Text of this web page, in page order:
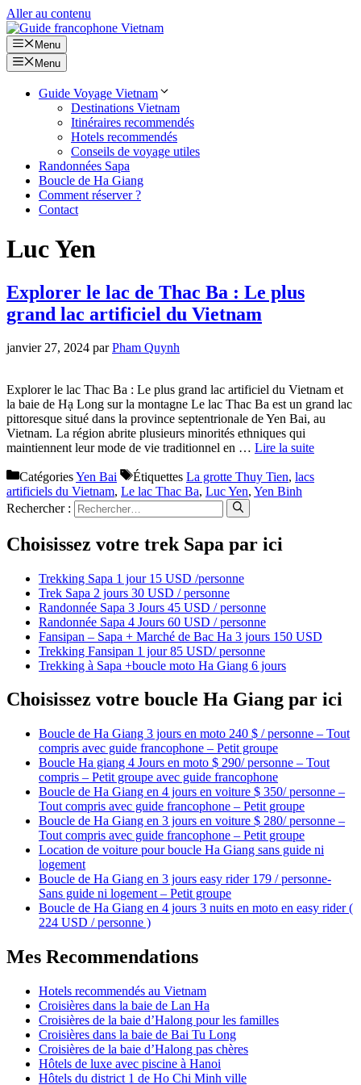
Aller au contenu
Menu
Menu
Guide Voyage Vietnam
Destinations Vietnam
Itinéraires recommendés
Hotels recommendés
Conseils de voyage utiles
Randonnées Sapa
Boucle de Ha Giang
Comment réserver ?
Contact
Luc Yen
Explorer le lac de Thac Ba : Le plus
grand lac artificiel du Vietnam
janvier 27, 2024 parPham Quynh
Explorer le lac Thac Ba : Le plus grand lac artificiel du Vietnam et
la baie de Hạ Long sur la montagne Le lac Thac Ba est un grand lac
pittoresque situé dans la province septentrionale de Yen Bai, au
Vietnam. La région abrite plusieurs minorités ethniques qui
maintiennent leur mode de vie traditionnel en … Lire la suite
CatégoriesYen Bai Étiquettes La grotte Thuy Tien, lacs
artificiels du Vietnam, Le lac Thac Ba, Luc Yen, Yen Binh
Rechercher :
Choisissez votre trek Sapa par ici
Trekking Sapa 1 jour 15 USD /personne
Trek Sapa 2 jours 30 USD / personne
Randonnée Sapa 3 Jours 45 USD / personne
Randonnée Sapa 4 Jours 60 USD / personne
Fansipan – Sapa + Marché de Bac Ha 3 jours 150 USD
Trekking Fansipan 1 jour 85 USD/ personne
Trekking à Sapa +boucle moto Ha Giang 6 jours
Choisissez votre boucle Ha Giang par ici
Boucle de Ha Giang 3 jours en moto 240 $ / personne – Tout
compris avec guide francophone – Petit groupe
Boucle Ha giang 4 Jours en moto $ 290/ personne – Tout
compris – Petit groupe avec guide francophone
Boucle de Ha Giang en 4 jours en voiture $ 350/ personne –
Tout compris avec guide francophone – Petit groupe
Boucle de Ha Giang en 3 jours en voiture $ 280/ personne –
Tout compris avec guide francophone – Petit groupe
Location de voiture pour boucle Ha Giang sans guide ni
logement
Boucle de Ha Giang en 3 jours easy rider 179 / personne-
Sans guide ni logement – Petit groupe
Boucle de Ha Giang en 4 jours 3 nuits en moto en easy rider (
224 USD / personne )
Mes Recommendations
Hotels recommendés au Vietnam
Croisières dans la baie de Lan Ha
Croisières de la baie d’Halong pour les familles
Croisières dans la baie de Bai Tu Long
Croisières de la baie d’Halong pas chères
Hôtels de luxe avec piscine à Hanoi
Hôtels du district 1 de Ho Chi Minh ville